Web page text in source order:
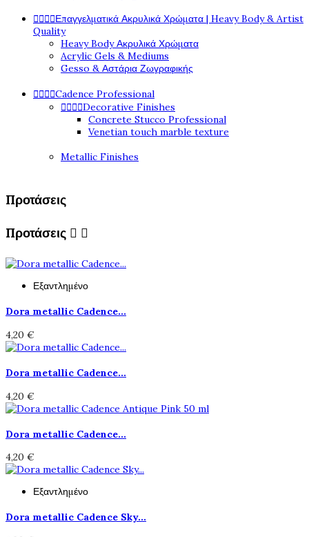
Επαγγελματικά Ακρυλικά Χρώματα | Heavy Body & Artist
Quality
Heavy Body Ακρυλικά Χρώματα
Acrylic Gels & Mediums
Gesso & Αστάρια Ζωγραφικής
Cadence Professional
Decorative Finishes
Concrete Stucco Professional
Venetian touch marble texture
Metallic Finishes
Προτάσεις
Προτάσεις  
Εξαντλημένο
Dora metallic Cadence...
4,20 €
Dora metallic Cadence...
4,20 €
Dora metallic Cadence...
4,20 €
Εξαντλημένο
Dora metallic Cadence Sky...